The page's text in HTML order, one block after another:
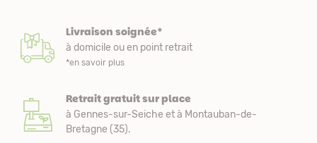
Livraison soignée*
à domicile ou en point retrait
*en savoir plus
Retrait gratuit sur place
à Gennes-sur-Seiche et à Montauban-de-
Bretagne (35).